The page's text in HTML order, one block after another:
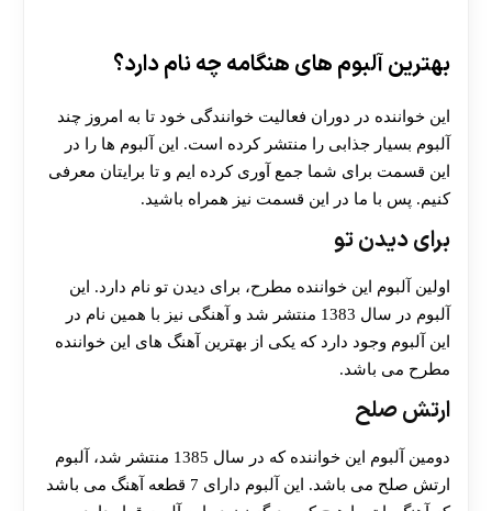
بهترین آلبوم های هنگامه چه نام دارد؟
این خواننده در دوران فعالیت خوانندگی خود تا به امروز چند
آلبوم بسیار جذابی را منتشر کرده است. این آلبوم ها را در
این قسمت برای شما جمع آوری کرده ایم و تا برایتان معرفی
کنیم. پس با ما در این قسمت نیز همراه باشید.
برای دیدن تو
اولین آلبوم این خواننده مطرح، برای دیدن تو نام دارد. این
آلبوم در سال 1383 منتشر شد و آهنگی نیز با همین نام در
این آلبوم وجود دارد که یکی از بهترین آهنگ های این خواننده
مطرح می باشد.
ارتش صلح
دومین آلبوم این خواننده که در سال 1385 منتشر شد، آلبوم
ارتش صلح می باشد. این آلبوم دارای 7 قطعه آهنگ می باشد